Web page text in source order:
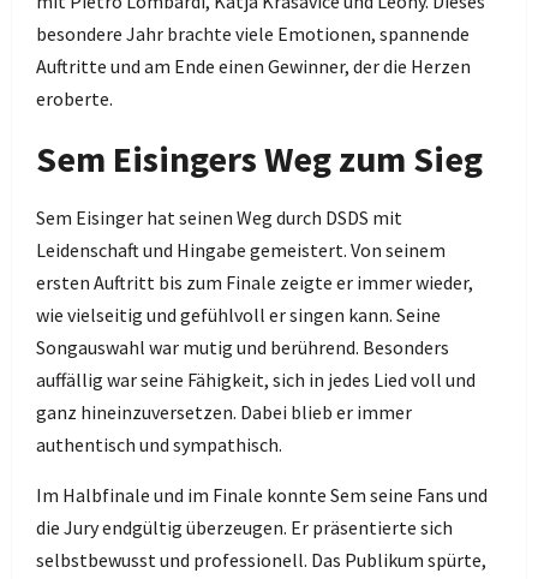
besondere Jahr brachte viele Emotionen, spannende
Auftritte und am Ende einen Gewinner, der die Herzen
eroberte.
Sem Eisingers Weg zum Sieg
Sem Eisinger hat seinen Weg durch DSDS mit
Leidenschaft und Hingabe gemeistert. Von seinem
ersten Auftritt bis zum Finale zeigte er immer wieder,
wie vielseitig und gefühlvoll er singen kann. Seine
Songauswahl war mutig und berührend. Besonders
auffällig war seine Fähigkeit, sich in jedes Lied voll und
ganz hineinzuversetzen. Dabei blieb er immer
authentisch und sympathisch.
Im Halbfinale und im Finale konnte Sem seine Fans und
die Jury endgültig überzeugen. Er präsentierte sich
selbstbewusst und professionell. Das Publikum spürte,